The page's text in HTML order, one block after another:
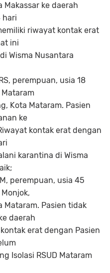
ke daerah
hari
riwayat kontak erat
ini
Wisma Nusantara
perempuan, usia 18
Kota Mataram. Pasien
ke
kontak erat dengan
karantina di Wisma
perempuan, usia 45
Mataram. Pasien tidak
daerah
erat dengan Pasien
Isolasi RSUD Mataram